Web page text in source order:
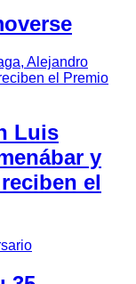
Luis
y
el